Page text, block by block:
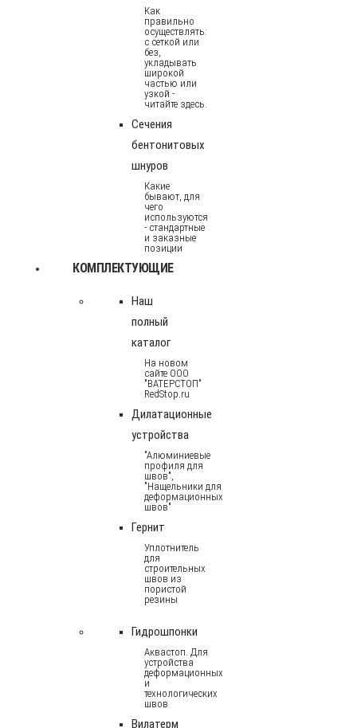
Как
правильно
осуществлять:
с сеткой или
без,
укладывать
широкой
частью или
узкой -
читайте здесь.
Сечения
бентонитовых
шнуров
Какие
бывают, для
чего
используются
- стандартные
и заказные
позиции
КОМПЛЕКТУЮЩИЕ
Наш
полный
каталог
На новом
сайте ООО
"ВАТЕРСТОП"
RedStop.ru
Дилатационные
устройства
"Алюминиевые
профиля для
швов",
"Нащельники для
деформационных
швов"
Гернит
Уплотнитель
для
строительных
швов из
пористой
резины
Гидрошпонки
Аквастоп. Для
устройства
деформационных
и
технологических
швов
Вилатерм